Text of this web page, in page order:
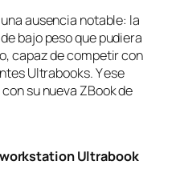
ausencia notable: la
bajo peso que pudiera
capaz de competir con
Ultrabooks. Y ese
su nueva ZBook de
Ultrabook